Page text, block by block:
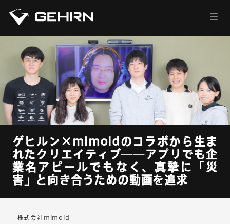
サービス
ニュース
採用情報
お問い合わせ
ゲヒルン×mimoidのコラボから生ま
れたクリエイティブ──アプリでも企
業名アピールでもなく、真摯に「災
害」と向き合うための動画を追求
株式会社mimoid